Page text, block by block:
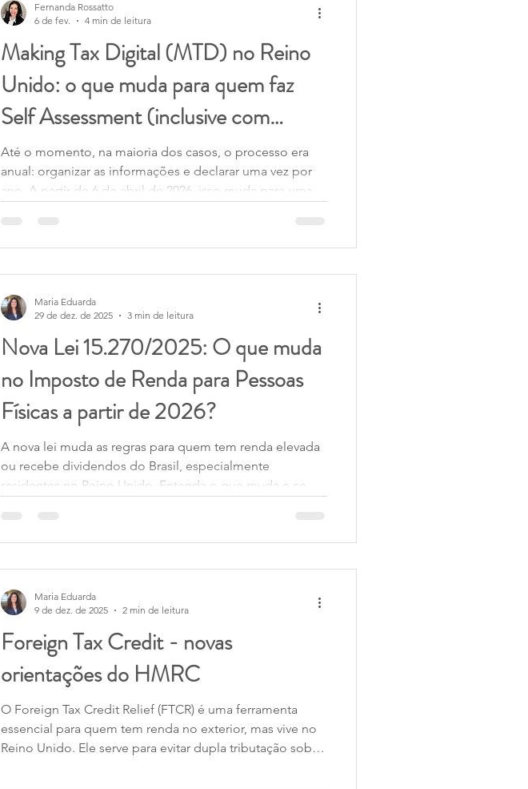
Making Tax Digital (MTD) no Reino
Unido: o que muda para quem faz
Self Assessment (inclusive com
rendimentos no exterior)?
Até o momento, na maioria dos casos, o processo era
anual: organizar as informações e declarar uma vez por
ano. A partir de 6 de abril de 2026, isso muda para uma
Fernanda Rossatto
6 de fev.
4 min de leitura
Nova Lei 15.270/2025: O que muda
no Imposto de Renda para Pessoas
Físicas a partir de 2026?
A nova lei muda as regras para quem tem renda elevada
ou recebe dividendos do Brasil, especialmente
residentes no Reino Unido. Entenda o que muda e como
Maria Eduarda
29 de dez. de 2025
3 min de leitura
Foreign Tax Credit - novas
orientações do HMRC
O Foreign Tax Credit Relief (FTCR) é uma ferramenta
essencial para quem tem renda no exterior, mas vive no
Reino Unido. Ele serve para evitar dupla tributação sobre
Maria Eduarda
9 de dez. de 2025
2 min de leitura